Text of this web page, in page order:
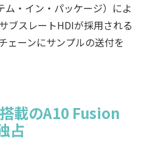
・イン・パッケージ）によ
ブスレートHDIが採用される
ェーンにサンプルの送付を
載のA10 Fusion
占